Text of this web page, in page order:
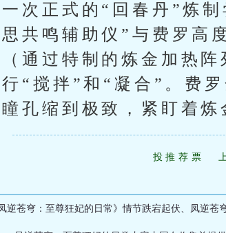
一次正式的“回春丹”炼
思共鸣辅助仪”与费罗高
（通过特制的炼金加热
行“搅拌”和“凝合”。费
瞳孔缩到极致，紧盯着炼
投推荐票
凤逆苍穹：至尊狂妃的日常》情节跌宕起伏、凤逆